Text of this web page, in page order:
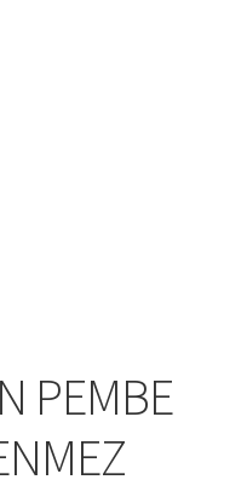
PEMBE